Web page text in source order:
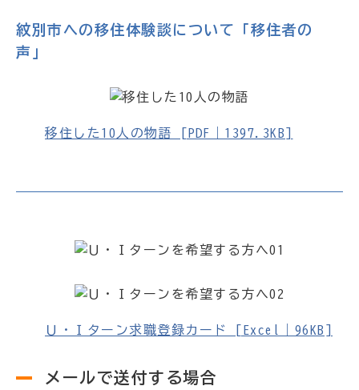
紋別市への移住体験談について「移住者の
声」
移住した10人の物語 [PDF｜1397.3KB]
Ｕ・Ｉターン求職登録カード [Excel｜96KB]
メールで送付する場合